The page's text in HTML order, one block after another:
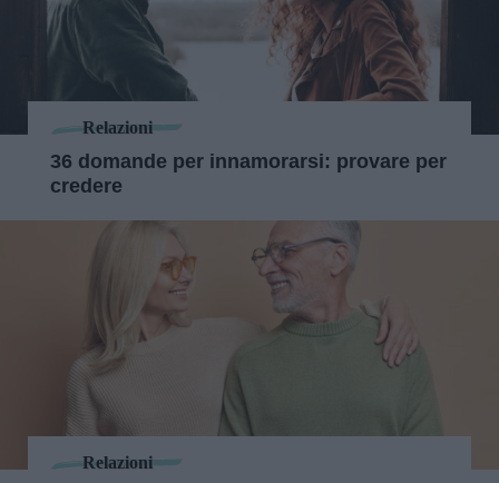
Relazioni
36 domande per innamorarsi: provare per
credere
Relazioni